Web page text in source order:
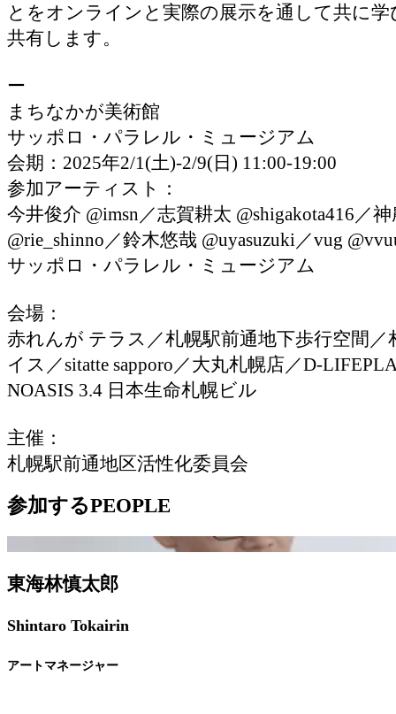
とをオンラインと実際の展示を通して共に
共有します。
ー
まちなかが美術館
サッポロ・パラレル・ミュージアム
会期：2025年2/1(土)-2/9(日) 11:00-19:00
参加アーティスト：
今井俊介 @imsn／志賀耕太 @shigakota416／
@rie_shinno／鈴木悠哉 @uyasuzuki／vug
サッポロ・パラレル・ミュージアム
会場：
赤れんが テラス／札幌駅前通地下歩行空間
イス／sitatte sapporo／大丸札幌店／D-
NOASIS 3.4 日本生命札幌ビル
主催：
札幌駅前通地区活性化委員会
参加するPEOPLE
東海林慎太郎
Shintaro Tokairin
アートマネージャー